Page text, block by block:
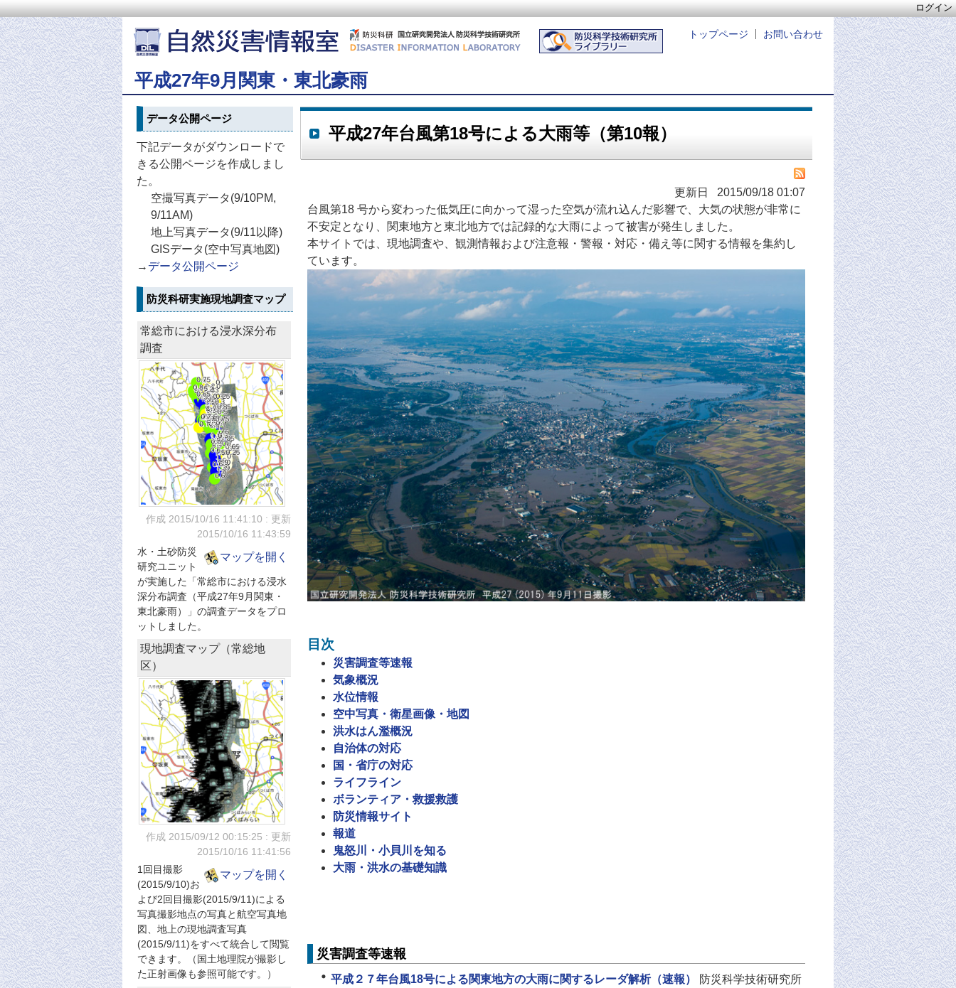
ログイン
平成27年9月関東・東北豪雨
お問い合わせ
トップページ
データ公開ページ
下記データがダウンロードで
きる公開ページを作成しまし
た。
空撮写真データ(9/10PM,
9/11AM)
地上写真データ(9/11以降)
GISデータ(空中写真地図)
→ データ公開ページ
防災科研実施現地調査マップ
常総市における浸水深分布
調査
作成 2015/10/16 11:41:10 : 更新
2015/10/16 11:43:59
マップを開く
水・土砂防災
研究ユニット
が実施した「常総市における浸水
深分布調査（平成27年9月関東・
東北豪雨）」の調査データをプロ
ットしました。
現地調査マップ（常総地
区）
作成 2015/09/12 00:15:25 : 更新
2015/10/16 11:41:56
マップを開く
1回目撮影
(2015/9/10)お
よび2回目撮影(2015/9/11)による
写真撮影地点の写真と航空写真地
図、地上の現地調査写真
(2015/9/11)をすべて統合して閲覧
できます。（国土地理院が撮影し
た正射画像も参照可能です。）
平成27年台風第18号による大雨等（第10報）
更新日 2015/09/18 01:07
台風第18 号から変わった低気圧に向かって湿った空気が流れ込んだ影響で、大気の状態が非常に
不安定となり、関東地方と東北地方では記録的な大雨によって被害が発生しました。
本サイトでは、現地調査や、観測情報および注意報・警報・対応・備え等に関する情報を集約し
ています。
目次
災害調査等速報
気象概況
水位情報
空中写真・衛星画像・地図
洪水はん濫概況
自治体の対応
国・省庁の対応
ライフライン
ボランティア・救援救護
防災情報サイト
報道
鬼怒川・小貝川を知る
大雨・洪水の基礎知識
災害調査等速報
平成２７年台風18号による関東地方の大雨に関するレーダ解析（速報）
防災科学技術研究所